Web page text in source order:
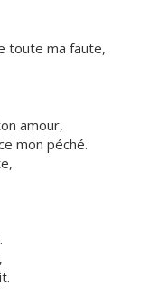
toute ma faute,
amour,
mon péché.